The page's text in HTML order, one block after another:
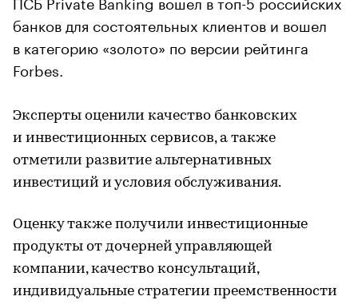
банков для состоятельных клиентов и вошел
в категорию «золото» по версии рейтинга
Forbes.
Эксперты оценили качество банковских
и инвестиционных сервисов, а также
отметили развитие альтернативных
инвестиций и условия обслуживания.
Оценку также получили инвестиционные
продукты от дочерней управляющей
компании, качество консультаций,
индивидуальные стратегии преемственности